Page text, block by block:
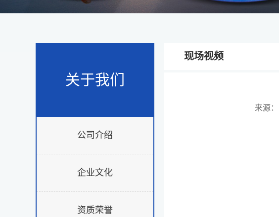
关于我们
公司介绍
企业文化
资质荣誉
现场视频
来源：